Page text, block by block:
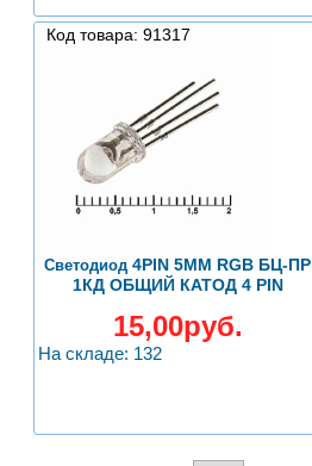
Код товара: 91317
Светодиод 4PIN 5ММ RGB БЦ-ПР
1КД ОБЩИЙ КАТОД 4 PIN
15,00руб.
На складе: 132